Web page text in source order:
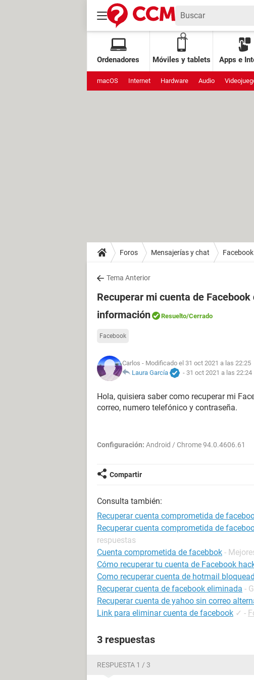
Ordenadores Móviles y tablets Apps e
macOS Internet Hardware Audio
Foros Mensajerías y chat Facebook
Tema Anterior
Recuperar mi cuenta de
información
Resuelto/Cerrado
Facebook
Carlos - Modificado el 31 oct 2021 a las 22:25
Laura García
- 31 oct 2021 a las 22:24
Hola, quisiera saber como recuperar mi
correo, numero telefónico y contraseña.
Configuración: Android / Chrome 94.0.4606.61
Compartir
Consulta también:
Recuperar cuenta comprometida de
Recuperar cuenta comprometida de
respuestas
Cuenta comprometida de facebbok -
Cómo recuperar tu cuenta de Facebook
Como recuperar cuenta de hotmail
Recuperar cuenta de facebook eliminada -
Recuperar cuenta de yahoo sin correo
Link para eliminar cuenta de facebook ✓ -
3 respuestas
RESPUESTA 1 / 3